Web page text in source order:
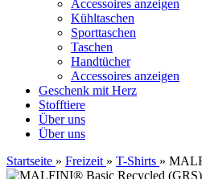
Accessoires anzeigen
Kühltaschen
Sporttaschen
Taschen
Handtücher
Accessoires anzeigen
Geschenk mit Herz
Stofftiere
Über uns
Über uns
Startseite » Freizeit » T-Shirts »